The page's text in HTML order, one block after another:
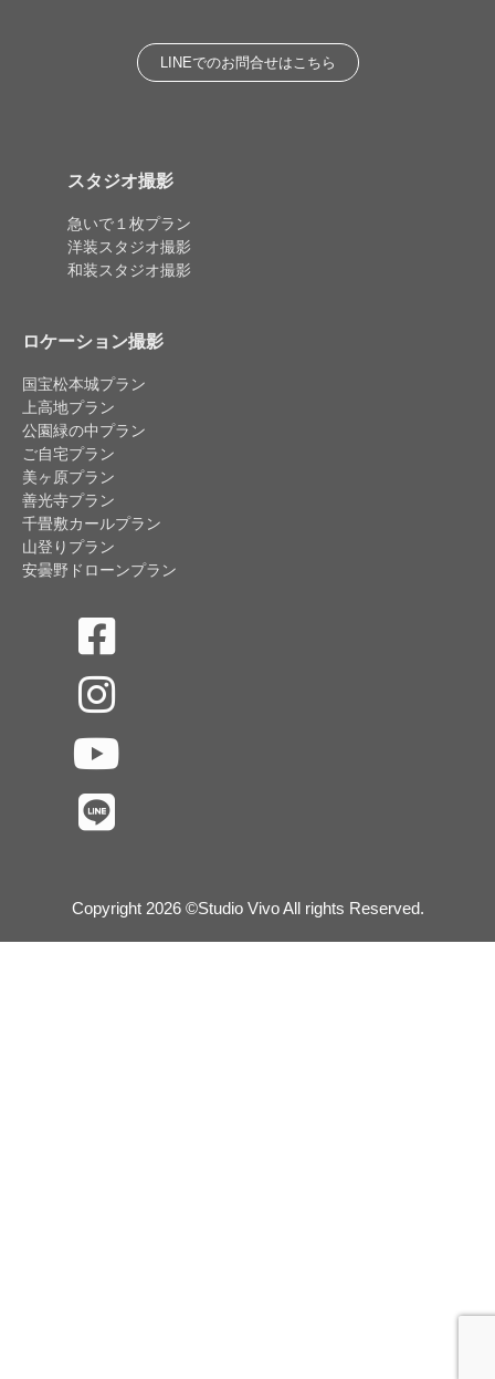
LINEでのお問合せはこちら
スタジオ撮影
急いで１枚プラン
洋装スタジオ撮影
和装スタジオ撮影
ロケーション撮影
国宝松本城プラン
上高地プラン
公園緑の中プラン
ご自宅プラン
美ヶ原プラン
善光寺プラン
千畳敷カールプラン
山登りプラン
安曇野ドローンプラン
Copyright 2026 ©Studio Vivo All rights Reserved.